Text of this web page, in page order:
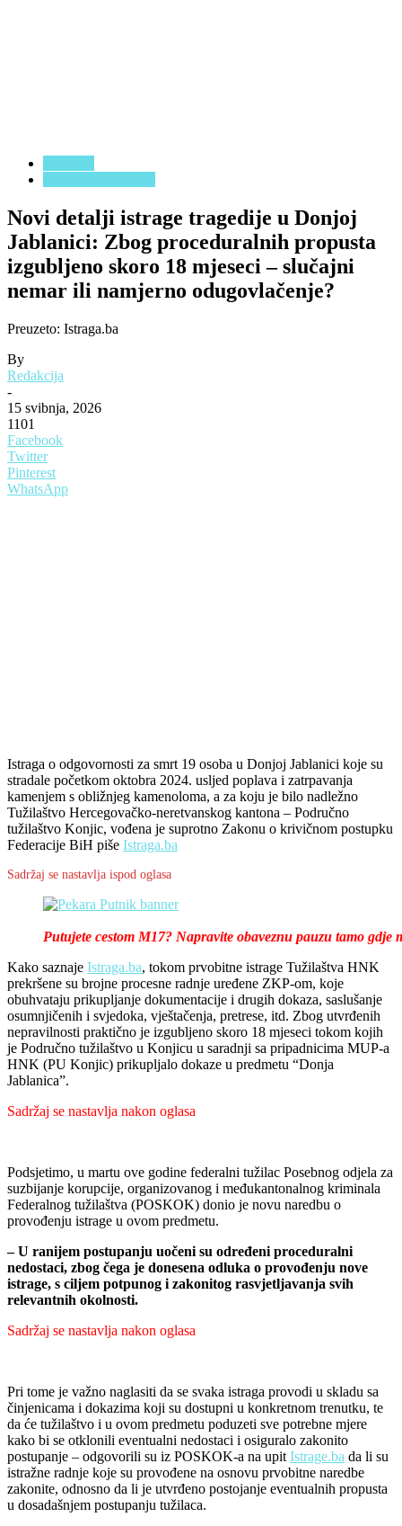
Novi detalji istrage tragedije u Donjoj
Jablanici: Zbog proceduralnih propusta
izgubljeno skoro 18 mjeseci – slučajni
nemar ili namjerno odugovlačenje?
Preuzeto: Istraga.ba
By
Redakcija
-
15 svibnja, 2026
1101
Facebook
Twitter
Pinterest
WhatsApp
Istraga o odgovornosti za smrt 19 osoba u Donjoj Jablanici koje su
stradale početkom oktobra 2024. usljed poplava i zatrpavanja
kamenjem s obližnjeg kamenoloma, a za koju je bilo nadležno
Tužilaštvo Hercegovačko-neretvanskog kantona – Područno
tužilaštvo Konjic, vođena je suprotno Zakonu o krivičnom postupku
Federacije BiH piše Istraga.ba
Sadržaj se nastavlja ispod oglasa
Putujete cestom M17? Napravite obaveznu pauzu tamo
Kako saznaje Istraga.ba, tokom prvobitne istrage Tužilaštva HNK
prekršene su brojne procesne radnje uređene ZKP-om, koje
obuhvataju prikupljanje dokumentacije i drugih dokaza, saslušanje
osumnjičenih i svjedoka, vještačenja, pretrese, itd. Zbog utvrđenih
nepravilnosti praktično je izgubljeno skoro 18 mjeseci tokom kojih
je Područno tužilaštvo u Konjicu u saradnji sa pripadnicima MUP-a
HNK (PU Konjic) prikupljalo dokaze u predmetu “Donja
Jablanica”.
Sadržaj se nastavlja nakon oglasa
Podsjetimo, u martu ove godine federalni tužilac Posebnog odjela za
suzbijanje korupcije, organizovanog i međukantonalnog kriminala
Federalnog tužilaštva (POSKOK) donio je novu naredbu o
provođenju istrage u ovom predmetu.
– U ranijem postupanju uočeni su određeni proceduralni
nedostaci, zbog čega je donesena odluka o provođenju nove
istrage, s ciljem potpunog i zakonitog rasvjetljavanja svih
relevantnih okolnosti.
Sadržaj se nastavlja nakon oglasa
Pri tome je važno naglasiti da se svaka istraga provodi u skladu sa
činjenicama i dokazima koji su dostupni u konkretnom trenutku, te
da će tužilaštvo i u ovom predmetu poduzeti sve potrebne mjere
kako bi se otklonili eventualni nedostaci i osiguralo zakonito
postupanje – odgovorili su iz POSKOK-a na upit Istrage.ba da li su
istražne radnje koje su provođene na osnovu prvobitne naredbe
zakonite, odnosno da li je utvrđeno postojanje eventualnih propusta
u dosadašnjem postupanju tužilaca.